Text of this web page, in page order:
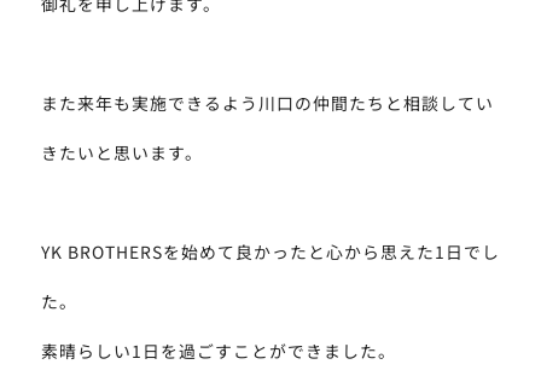
また来年も実施できるよう川口の仲間たちと相談してい
きたいと思います。
YK BROTHERSを始めて良かったと心から思えた1日でし
た。
素晴らしい1日を過ごすことができました。